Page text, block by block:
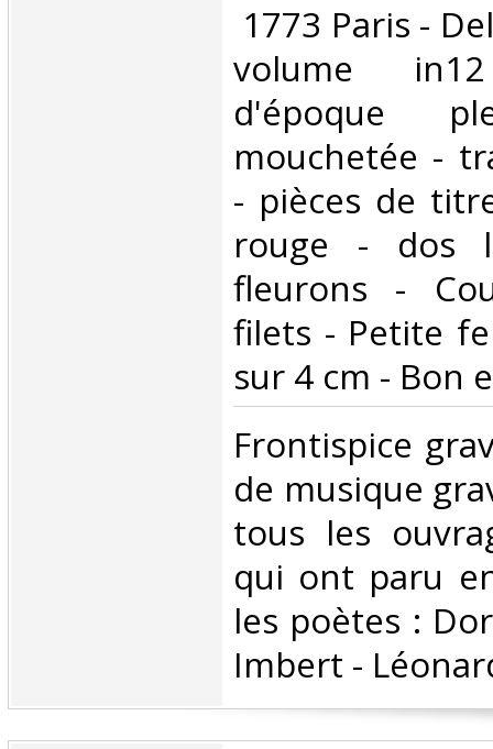
1773 Paris -
volume
d'époque
mouchetée -
- pièces de
rouge - dos
fleurons -
filets - Petite
sur 4 cm - Bon
‎Frontispice
de musique
tous les
qui ont paru
les poètes :
Imbert -